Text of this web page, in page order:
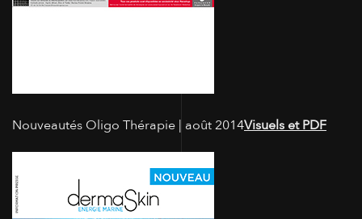
Nouveautés Oligo Thérapie | août 2014Visuels et PDF